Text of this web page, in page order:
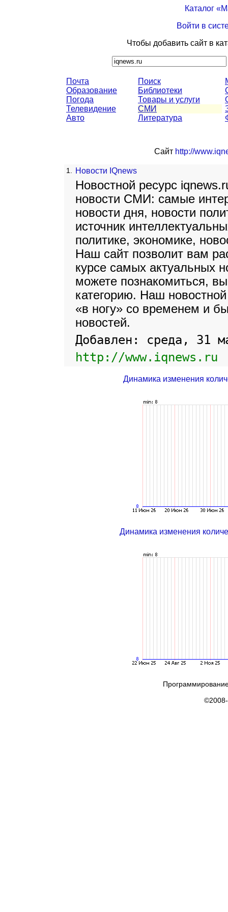
Каталог
Войти в
Чтобы добавить сайт в
Почта
Образование
Погода
Телевидение
Авто
Поиск
Библиотеки
Товары и услуги
СМИ
Литература
Сайт http://
1. Новости IQnews
Новостной ресурс
новости СМИ: самые
новости дня, новости
источник
политике, экономике,
Наш сайт позволит вам
курсе самых актуальных
можете познакомиться,
категорию. Наш
«в ногу» со временем и
новостей.
Добавлен: среда, 31
http://www.iqnews.ru
Динамика изменения
Динамика изменения